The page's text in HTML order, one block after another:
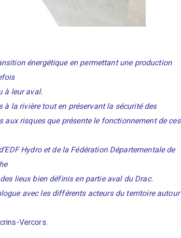
énergétique en permettant une production
à leur aval.
la rivière tout en préservant la sécurité des
risques que présente le fonctionnement de ces
Hydro et de la Fédération Départementale de
lieux bien définis en partie aval du Drac.
avec les différents acteurs du territoire autour
Vercors.